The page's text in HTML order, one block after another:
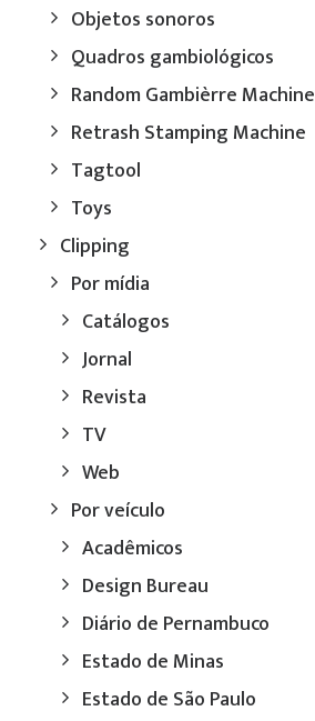
Objetos sonoros
Quadros gambiológicos
Random Gambièrre Machine
Retrash Stamping Machine
Tagtool
Toys
Clipping
Por mídia
Catálogos
Jornal
Revista
TV
Web
Por veículo
Acadêmicos
Design Bureau
Diário de Pernambuco
Estado de Minas
Estado de São Paulo